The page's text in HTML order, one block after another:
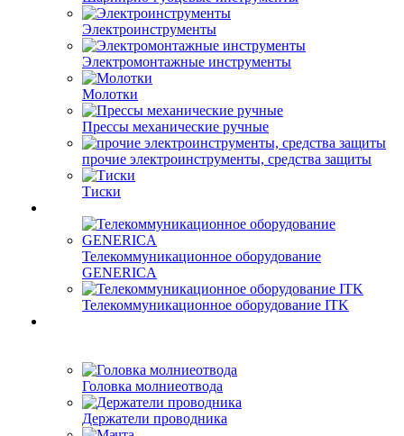
Электроинструменты
Электромонтажные инструменты
Молотки
Прессы механические ручные
прочие электроинструменты, средства защиты
Тиски
Телекоммуникационное оборудование
GENERICA
Телекоммуникационное оборудование ITK
Головка молниеотвода
Держатели проводника